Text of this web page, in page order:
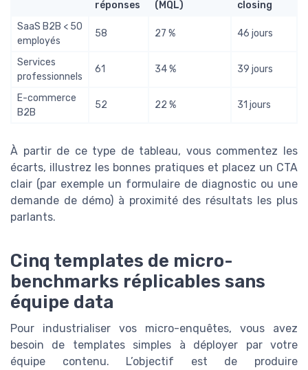
réponses
(MQL)
closing
SaaS B2B < 50
employés
58 27 % 46 jours
Services
professionnels
61 34 % 39 jours
E-commerce
B2B
52 22 % 31 jours
À partir de ce type de tableau, vous commentez les
écarts, illustrez les bonnes pratiques et placez un CTA
clair (par exemple un formulaire de diagnostic ou une
demande de démo) à proximité des résultats les plus
parlants.
Cinq templates de micro-
benchmarks réplicables sans
équipe data
Pour industrialiser vos micro-enquêtes, vous avez
besoin de templates simples à déployer par votre
équipe contenu. L’objectif est de produire